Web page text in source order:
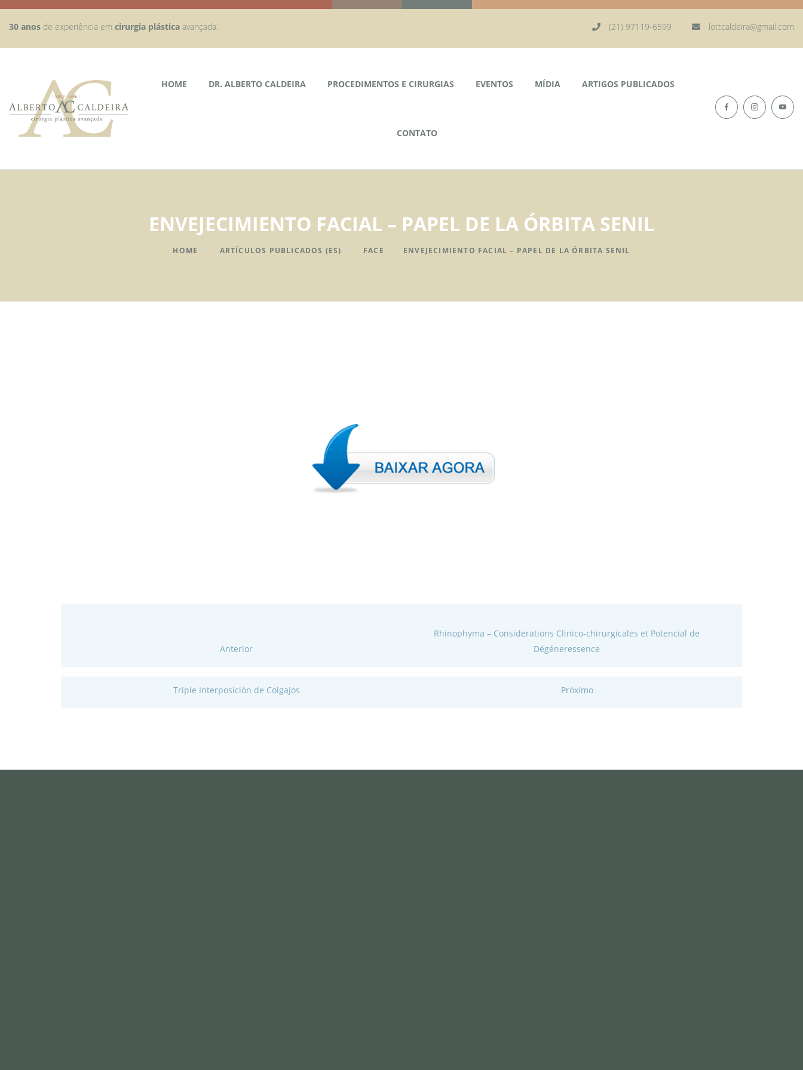
30 anos de experiência em cirurgia plástica avançada. (21) 97119-6599 lottcaldeira@gmail.com
HOME DR. ALBERTO CALDEIRA PROCEDIMENTOS E CIRURGIAS EVENTOS MÍDIA ARTIGOS PUBLICADOS
CONTATO
ENVEJECIMIENTO FACIAL – PAPEL DE LA ÓRBITA SENIL
HOME ARTÍCULOS PUBLICADOS (ES) FACE ENVEJECIMIENTO FACIAL – PAPEL DE LA ÓRBITA SENIL
Anterior
Rhinophyma – Considerations Clinico-chirurgicales et Potencial de
Dégéneressence
Próximo
Triple Interposición de Colgajos